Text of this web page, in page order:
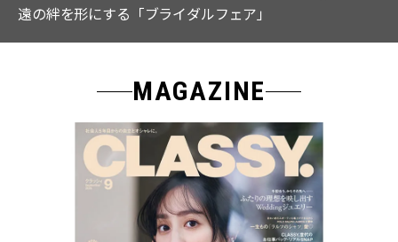
「ブライダルフェア」
MAGAZINE